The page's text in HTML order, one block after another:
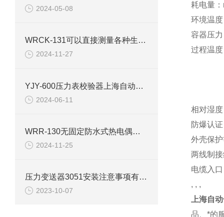
2024-05-08
WRCK-131可以直接测量各种生产过程中从0~350℃范围内的液体
2024-11-27
YJY-600压力表校验器上海自动化仪表四厂白云牌 技术参数描述
2024-06-11
WRR-130无固定防水式热电偶在工业生产过程中的运用
2024-11-25
压力变送器3051安装注意事项有这些
2023-10-07
耗电量
环境温
容器压
过程温
相对湿
防爆认
外壳保
两线制
电缆入
, , ,
上海自
品、*的